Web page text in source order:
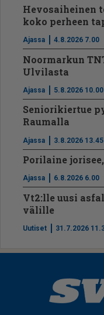
Hevosaiheinen
koko perheen
Ajassa 4.8.2026 7.00
Noormarkun
Ulvilasta
Ajassa 5.8.2026 10.00
Seniorikiertue
Raumalla
Ajassa 3.8.2026 13.45
Porilaine
Ajassa 6.8.2026 6.00
Vt2:lle uusi
välille
Uutiset 31.7.2026